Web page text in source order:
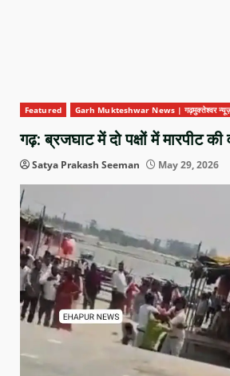
Featured Garh Mukteshwar News | गढ़मुक्तेश्वर
गढ़: ब्रजघाट में दो पक्षों में मारपीट की
Satya Prakash Seeman May 29, 2026